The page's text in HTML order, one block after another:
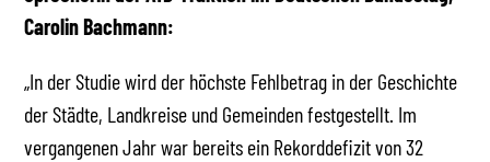
Carolin Bachmann:
„In der Studie wird der höchste Fehlbetrag in der Geschichte
der Städte, Landkreise und Gemeinden festgestellt. Im
vergangenen Jahr war bereits ein Rekorddefizit von 32